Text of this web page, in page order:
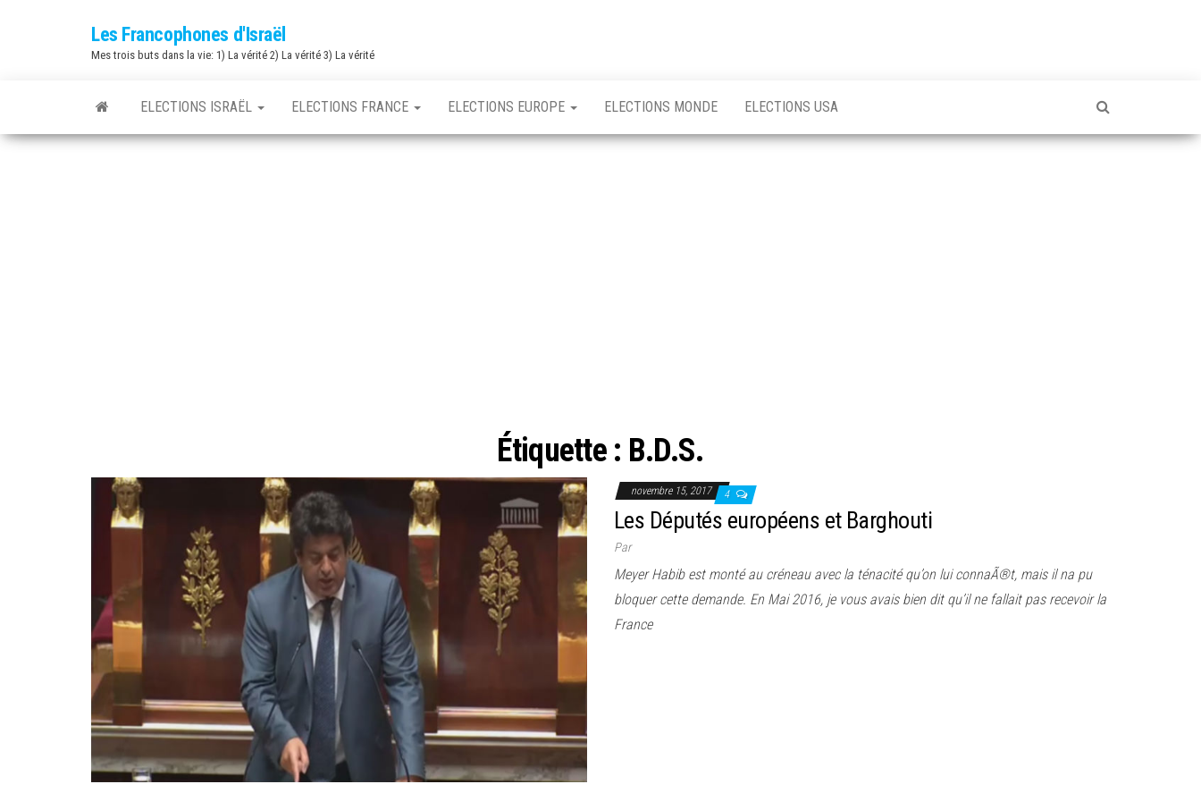
Les Francophones d'Israël
Mes trois buts dans la vie: 1) La vérité 2) La vérité 3) La vérité
ELECTIONS ISRAËL ELECTIONS FRANCE ELECTIONS EUROPE ELECTIONS MONDE ELECTIONS USA
Étiquette : B.D.S.
novembre 15, 2017 4
Les Députés européens et Barghouti
Par
Meyer Habib est monté au créneau avec la ténacité qu’on lui connaÃ®t, mais il na pu
bloquer cette demande. En Mai 2016, je vous avais bien dit qu’il ne fallait pas recevoir la
France